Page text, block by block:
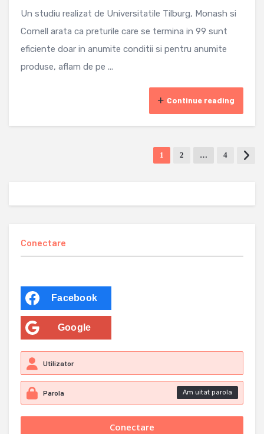
Un studiu realizat de Universitatile Tilburg, Monash si
Cornell arata ca preturile care se termina in 99 sunt
eficiente doar in anumite conditii si pentru anumite
produse, aflam de pe ...
Continue reading
1 2 … 4
Conectare
Facebook
Google
Am uitat parola